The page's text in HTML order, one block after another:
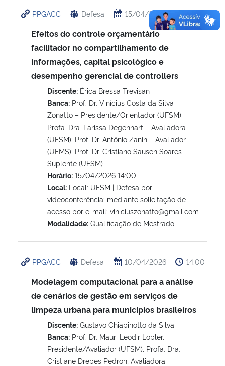
PPGACC Defesa 15/04/2026 14:00
Efeitos do controle orçamentário
facilitador no compartilhamento de
informações, capital psicológico e
desempenho gerencial de controllers
Discente: Érica Bressa Trevisan
Banca: Prof. Dr. Vinícius Costa da Silva
Zonatto – Presidente/Orientador (UFSM);
Profa. Dra. Larissa Degenhart – Avaliadora
(UFSM); Prof. Dr. Antônio Zanin – Avaliador
(UFMS); Prof. Dr. Cristiano Sausen Soares –
Suplente (UFSM)
Horário: 15/04/2026 14:00
Local: Local: UFSM | Defesa por
videoconferência: mediante solicitação de
acesso por e-mail: viniciuszonatto@gmail.com
Modalidade: Qualificação de Mestrado
PPGACC Defesa 10/04/2026 14:00
Modelagem computacional para a análise
de cenários de gestão em serviços de
limpeza urbana para municípios brasileiros
Discente: Gustavo Chiapinotto da Silva
Banca: Prof. Dr. Mauri Leodir Lobler,
Presidente/Avaliador (UFSM); Profa. Dra.
Cristiane Drebes Pedron, Avaliadora